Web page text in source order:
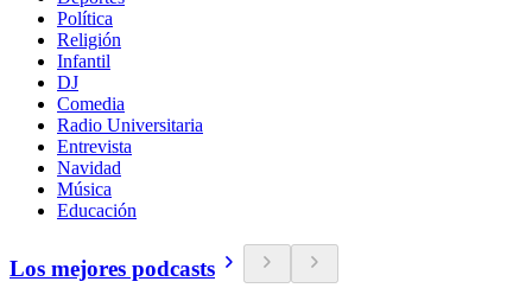
Política
Religión
Infantil
DJ
Comedia
Radio Universitaria
Entrevista
Navidad
Música
Educación
Los mejores podcasts